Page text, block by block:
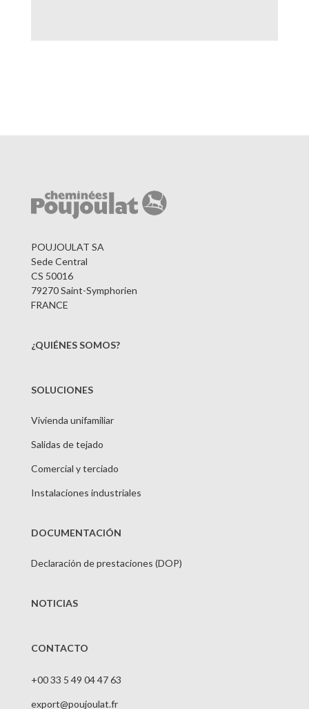
POUJOULAT SA
Sede Central
CS 50016
79270 Saint-Symphorien
FRANCE
¿QUIÉNES SOMOS?
SOLUCIONES
Vivienda unifamiliar
Salidas de tejado
Comercial y terciado
Instalaciones industriales
DOCUMENTACIÓN
Declaración de prestaciones (DOP)
NOTICIAS
CONTACTO
+00 33 5 49 04 47 63
export@poujoulat.fr